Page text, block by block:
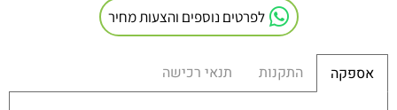
לפרטים נוספים והצעות מחיר
אספקה התקנות תנאי רכישה